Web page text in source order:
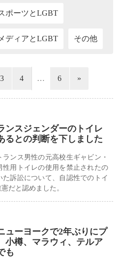
ポーツとLGBT
メディアとLGBT その他
3 4 … 6 »
ンスジェンダーのトイレ
るとの判断を下しました
ンス男性の元高校生ギャビン・
性用トイレの使用を禁止されたの
訴訟について、自認性でのトイ
だと認めました。
ューヨークで2年ぶりにプ
小樽、マラウィ、テルア
も